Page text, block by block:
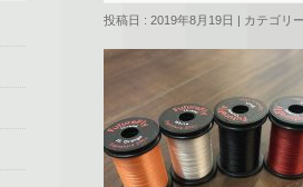
投稿日 : 2019年8月19日 | カテゴリ